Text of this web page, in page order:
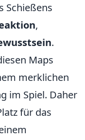
Schießens
,
.
Maps
merklichen
im Spiel. Daher
für das